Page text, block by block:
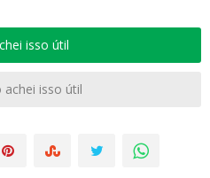
isso útil
isso útil